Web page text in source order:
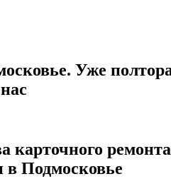
Уже
карточного ремонта
в Подмосковье